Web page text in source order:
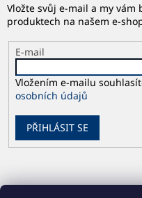
Vložte svůj e-mail a my
produktech na našem e-
E-mail
Vložením e-mailu
osobních údajů
PŘIHLÁSIT SE